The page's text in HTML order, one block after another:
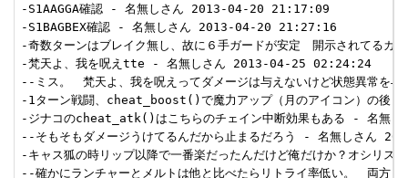
-S1AAGGA確認 - 名無しさん 2013-04-20 21:17:09
-S1BAGBEX確認 - 名無しさん 2013-04-20 21:27:16
-奇数ターンはブレイク無し、故に６手ガードが安定　開示されて
-梵天よ、我を呪えtte - 名無しさん 2013-04-25 02:24:24
--ミス。　梵天よ、我を呪えってダメージは与えないけど状態異
-1ターン戦闘、cheat_boost()で魔力アップ（月のアイコン）の後
-ジナコのcheat_atk()はこちらのチェイン中断効果もある - 名
--そもそもダメージうけてるんだから止まるだろう - 名無しさ
-キャス狐の時リップ以降で一番楽だったんだけど俺だけか？オシ
--確かにランチャーとメルトは他と比べたらリトライ率低い。　